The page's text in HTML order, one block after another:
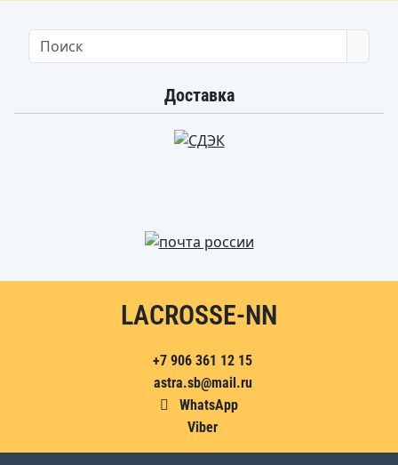
Доставка
LACROSSE-NN
+7 906 361 12 15
astra.sb@mail.ru
WhatsApp
Viber